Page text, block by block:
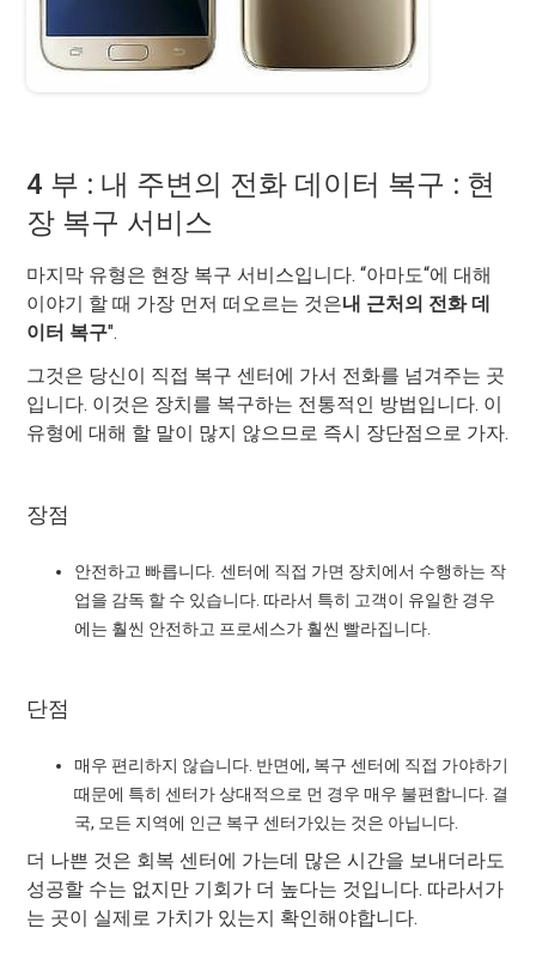
4 부 : 내 주변의 전화 데이터 복구 : 현
장 복구 서비스
마지막 유형은 현장 복구 서비스입니다. “아마도“에 대해
이야기 할 때 가장 먼저 떠오르는 것은내 근처의 전화 데
이터 복구".
그것은 당신이 직접 복구 센터에 가서 전화를 넘겨주는 곳
입니다. 이것은 장치를 복구하는 전통적인 방법입니다. 이
유형에 대해 할 말이 많지 않으므로 즉시 장단점으로 가자.
장점
안전하고 빠릅니다 .센터에 직접 가면 장치에서 수행하는 작
업을 감독 할 수 있습니다. 따라서 특히 고객이 유일한 경우
에는 훨씬 안전하고 프로세스가 훨씬 빨라집니다.
단점
매우 편리하지 않습니다. 반면에, 복구 센터에 직접 가야하기
때문에 특히 센터가 상대적으로 먼 경우 매우 불편합니다. 결
국, 모든 지역에 인근 복구 센터가있는 것은 아닙니다.
더 나쁜 것은 회복 센터에 가는데 많은 시간을 보내더라도
성공할 수는 없지만 기회가 더 높다는 것입니다. 따라서가
는 곳이 실제로 가치가 있는지 확인해야합니다.